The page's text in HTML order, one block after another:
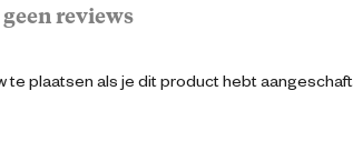
reviews
te plaatsen als je dit product hebt aangeschaft.